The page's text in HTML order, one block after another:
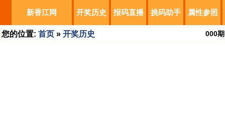
新香江网 开奖历史 报码直播 挑码助手 属性参照
您的位置: 首页 » 开奖历史 000期